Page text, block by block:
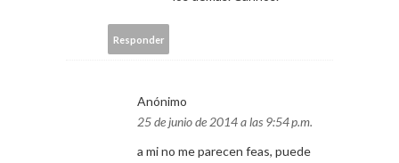
Responder
Anónimo
25 de junio de 2014 a las 9:54 p.m.
a mi no me parecen feas, puede